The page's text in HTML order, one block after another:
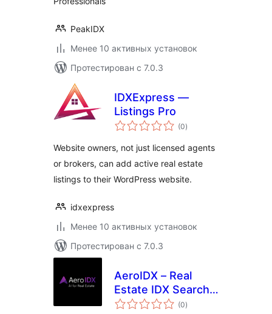
PeakIDX
Менее 10 активных установок
Протестирован с 7.0.3
IDXExpress —
Listings Pro
(0общий
рейтинг
)
Website owners, not just licensed agents
or brokers, can add active real estate
listings to their WordPress website.
idxexpress
Менее 10 активных установок
Протестирован с 7.0.3
AeroIDX – Real
Estate IDX Search,
MLS Listings &
(0общий
рейтинг
)